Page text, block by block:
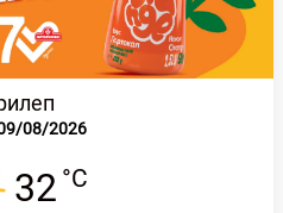
08/2026
32 °C